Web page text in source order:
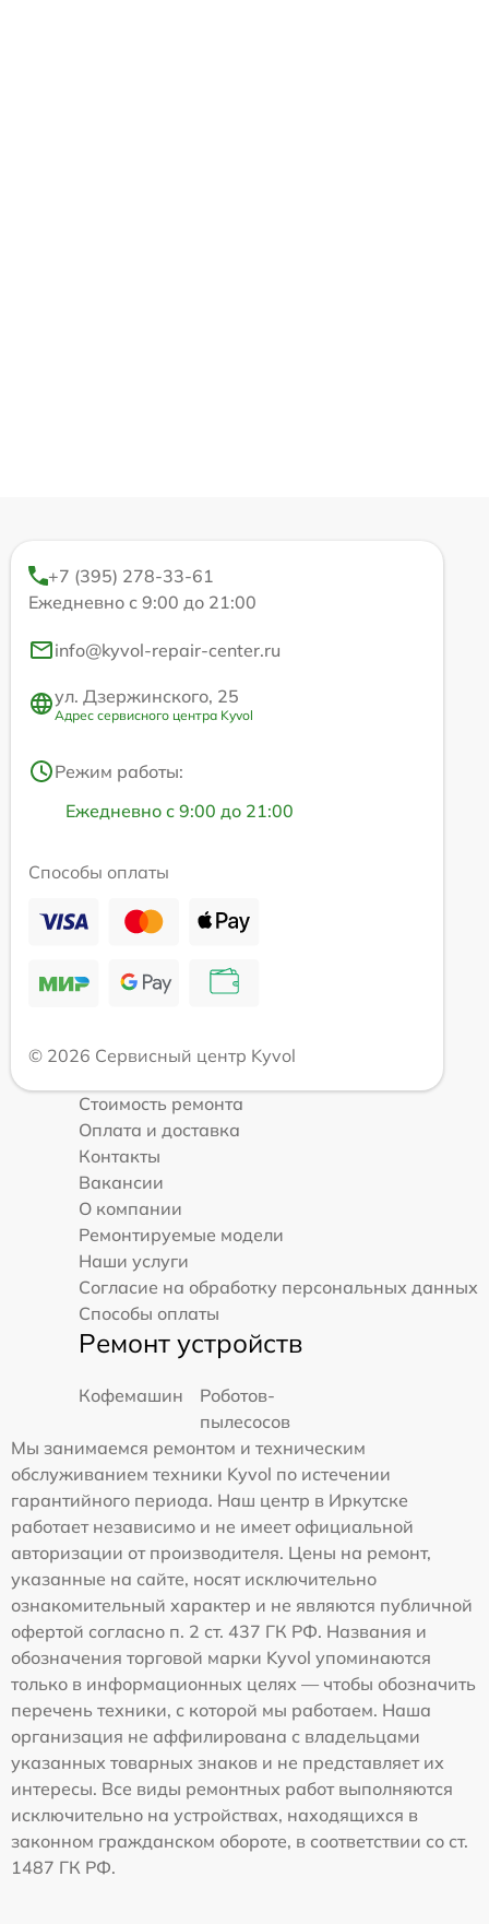
+7 (395) 278-33-61
Ежедневно с 9:00 до 21:00
info@kyvol-repair-center.ru
ул. Дзержинского, 25
Адрес сервисного центра Kyvol
Режим работы:
Ежедневно с 9:00 до 21:00
Способы оплаты
© 2026 Сервисный центр Kyvol
Стоимость ремонта
Оплата и доставка
Контакты
Вакансии
О компании
Ремонтируемые модели
Наши услуги
Согласие на обработку персональных данных
Способы оплаты
Ремонт устройств
Кофемашин
Роботов-
пылесосов
Мы занимаемся ремонтом и техническим
обслуживанием техники Kyvol по истечении
гарантийного периода. Наш центр в Иркутске
работает независимо и не имеет официальной
авторизации от производителя. Цены на ремонт,
указанные на сайте, носят исключительно
ознакомительный характер и не являются публичной
офертой согласно п. 2 ст. 437 ГК РФ. Названия и
обозначения торговой марки Kyvol упоминаются
только в информационных целях — чтобы обозначить
перечень техники, с которой мы работаем. Наша
организация не аффилирована с владельцами
указанных товарных знаков и не представляет их
интересы. Все виды ремонтных работ выполняются
исключительно на устройствах, находящихся в
законном гражданском обороте, в соответствии со ст.
1487 ГК РФ.